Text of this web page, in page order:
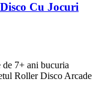
Cu Jocuri
7+ ani bucuria
Roller Disco Arcade